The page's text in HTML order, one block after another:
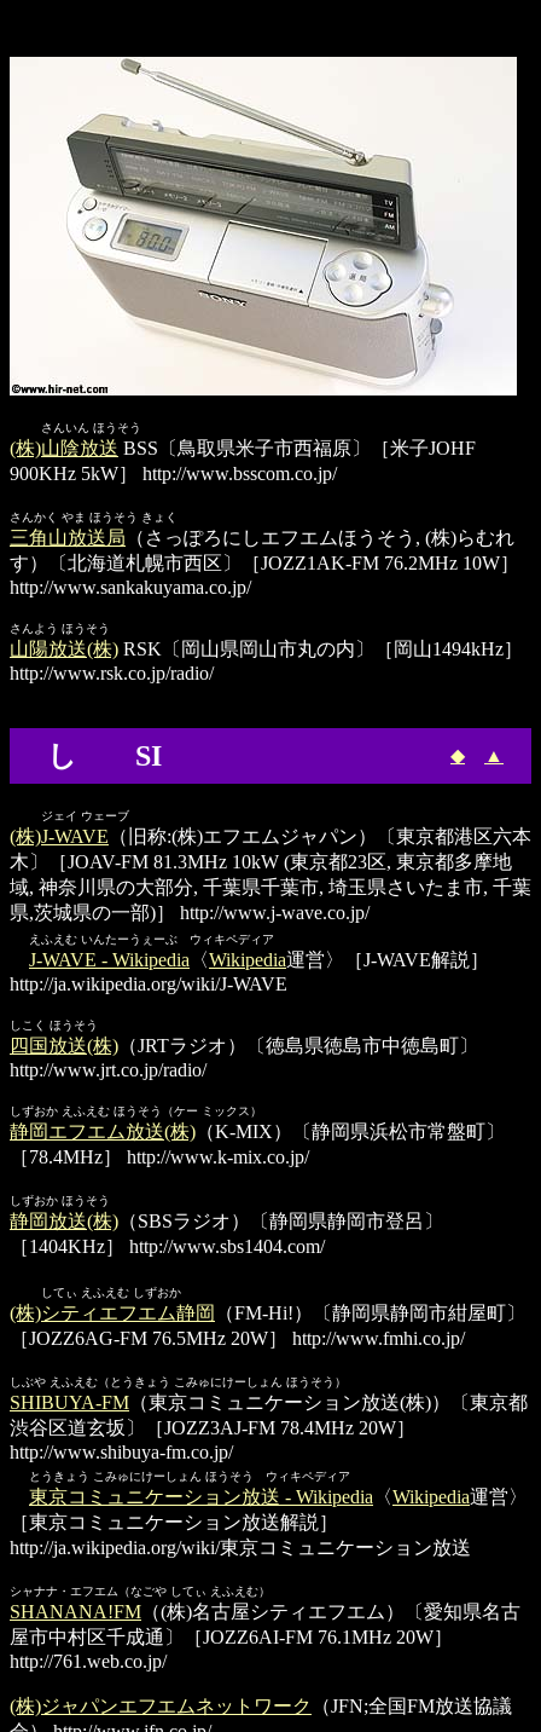
さんいん ほうそう
(株)山陰放送 BSS〔鳥取県米子市西福原〕［米子JOHF
900KHz 5kW］
http://www.bsscom.co.jp/
さんかく やま ほうそう きょく
三角山放送局 （さっぽろにしエフエムほうそう, (株)らむれ
す）〔北海道札幌市西区〕［JOZZ1AK-FM 76.2MHz 10W］
http://www.sankakuyama.co.jp/
さんよう ほうそう
山陽放送(株) RSK〔岡山県岡山市丸の内〕［岡山1494kHz］
http://www.rsk.co.jp/radio/
し SI ◆ ▲
ジェイ ウェーブ
(株)J-WAVE （旧称:(株)エフエムジャパン）〔東京都港区六本
木〕［JOAV-FM 81.3MHz 10kW (東京都23区, 東京都多摩地
域, 神奈川県の大部分, 千葉県千葉市, 埼玉県さいたま市, 千葉
県,茨城県の一部)］
http://www.j-wave.co.jp/
えふえむ いんたーうぇーぶ ウィキペディア
J-WAVE - Wikipedia 〈Wikipedia運営〉［J-WAVE解説］
http://ja.wikipedia.org/wiki/J-WAVE
しこく ほうそう
四国放送(株) （JRTラジオ）〔徳島県徳島市中徳島町〕
http://www.jrt.co.jp/radio/
しずおか えふえむ ほうそう（ケー ミックス）
静岡エフエム放送(株) （K-MIX）〔静岡県浜松市常盤町〕
［78.4MHz］
http://www.k-mix.co.jp/
しずおか ほうそう
静岡放送(株) （SBSラジオ）〔静岡県静岡市登呂〕
［1404KHz］
http://www.sbs1404.com/
してぃ えふえむ しずおか
(株)シティエフエム静岡
（FM-Hi!）〔静岡県静岡市紺屋町〕
［JOZZ6AG-FM 76.5MHz 20W］
http://www.fmhi.co.jp/
しぶや えふえむ（とうきょう こみゅにけーしょん ほうそう）
SHIBUYA-FM （東京コミュニケーション放送(株)）〔東京都
渋谷区道玄坂〕［JOZZ3AJ-FM 78.4MHz 20W］
http://www.shibuya-fm.co.jp/
とうきょう こみゅにけーしょん ほうそう ウィキペディア
東京コミュニケーション放送 - Wikipedia 〈Wikipedia運営〉
［東京コミュニケーション放送解説］
http://ja.wikipedia.org/wiki/東京コミュニケーション放送
シャナナ・エフエム（なごや してぃ えふえむ）
SHANANA!FM （(株)名古屋シティエフエム）〔愛知県名古
屋市中村区千成通〕［JOZZ6AI-FM 76.1MHz 20W］
http://761.web.co.jp/
(株)ジャパンエフエムネットワーク
（JFN;全国FM放送協議